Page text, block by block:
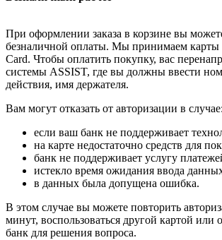
При оформлении заказа в корзине вы
безналичной оплаты. Мы принимаем карты
Card. Чтобы оплатить покупку, вас
системы ASSIST, где вы должны ввести
действия, имя держателя.
Вам могут отказать от авторизации в случае:
если ваш банк не поддерживает
на карте недостаточно средств для
банк не поддерживает услугу
истекло время ожидания ввода
в данных была допущена ошибка.
В этом случае вы можете повторить
минут, воспользоваться другой картой или
банк для решения вопроса.